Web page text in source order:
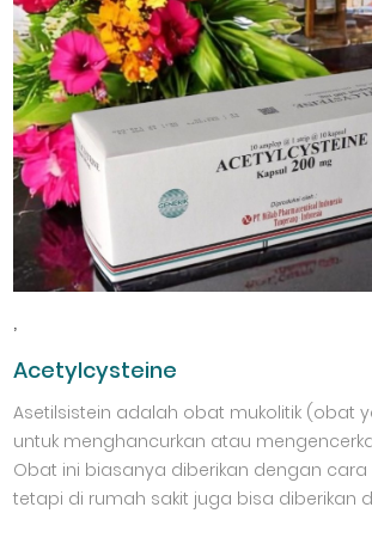
,
Acetylcysteine
Asetilsistein adalah obat mukolitik (obat
untuk menghancurkan atau
Obat ini biasanya diberikan dengan cara
tetapi di rumah sakit juga bisa diberikan